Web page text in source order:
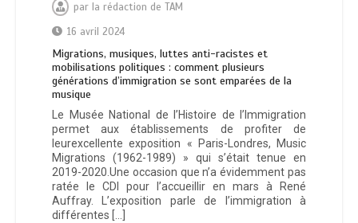
par la rédaction de TAM
16 avril 2024
Migrations, musiques, luttes anti-racistes et
mobilisations politiques : comment plusieurs
générations d’immigration se sont emparées de la
musique
Le Musée National de l’Histoire de l’Immigration
permet aux établissements de profiter de
leurexcellente exposition « Paris-Londres, Music
Migrations (1962-1989) » qui s’était tenue en
2019-2020.Une occasion que n’a évidemment pas
ratée le CDI pour l’accueillir en mars à René
Auffray. L’exposition parle de l’immigration à
différentes […]